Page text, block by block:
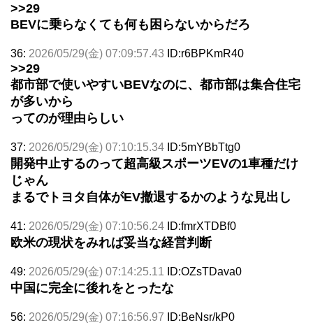
>>29
BEVに乗らなくても何も困らないからだろ
36: 2026/05/29(金) 07:09:57.43 ID:r6BPKmR40
>>29
都市部で使いやすいBEVなのに、都市部は集合住宅
が多いから
ってのが理由らしい
37: 2026/05/29(金) 07:10:15.34 ID:5mYBbTtg0
開発中止するのって超高級スポーツEVの1車種だけ
じゃん
まるでトヨタ自体がEV撤退するかのような見出し
41: 2026/05/29(金) 07:10:56.24 ID:fmrXTDBf0
欧米の現状をみれば妥当な経営判断
49: 2026/05/29(金) 07:14:25.11 ID:OZsTDava0
中国に完全に後れをとったな
56: 2026/05/29(金) 07:16:56.97 ID:BeNsr/kP0